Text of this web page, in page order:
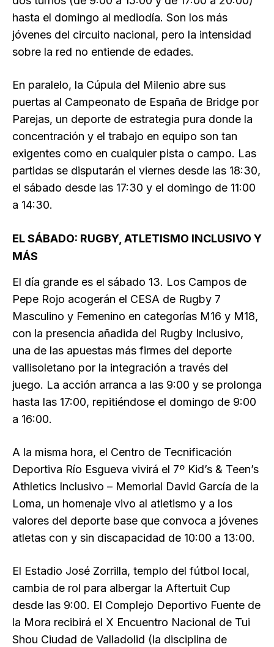
hasta el domingo al mediodía. Son los más
jóvenes del circuito nacional, pero la intensidad
sobre la red no entiende de edades.
En paralelo, la Cúpula del Milenio abre sus
puertas al Campeonato de España de Bridge por
Parejas, un deporte de estrategia pura donde la
concentración y el trabajo en equipo son tan
exigentes como en cualquier pista o campo. Las
partidas se disputarán el viernes desde las 18:30,
el sábado desde las 17:30 y el domingo de 11:00
a 14:30.
EL SÁBADO: RUGBY, ATLETISMO INCLUSIVO Y
MÁS
El día grande es el sábado 13. Los Campos de
Pepe Rojo acogerán el CESA de Rugby 7
Masculino y Femenino en categorías M16 y M18,
con la presencia añadida del Rugby Inclusivo,
una de las apuestas más firmes del deporte
vallisoletano por la integración a través del
juego. La acción arranca a las 9:00 y se prolonga
hasta las 17:00, repitiéndose el domingo de 9:00
a 16:00.
A la misma hora, el Centro de Tecnificación
Deportiva Río Esgueva vivirá el 7º Kid’s & Teen’s
Athletics Inclusivo – Memorial David García de la
Loma, un homenaje vivo al atletismo y a los
valores del deporte base que convoca a jóvenes
atletas con y sin discapacidad de 10:00 a 13:00.
El Estadio José Zorrilla, templo del fútbol local,
cambia de rol para albergar la Aftertuit Cup
desde las 9:00. El Complejo Deportivo Fuente de
la Mora recibirá el X Encuentro Nacional de Tui
Shou Ciudad de Valladolid (la disciplina de